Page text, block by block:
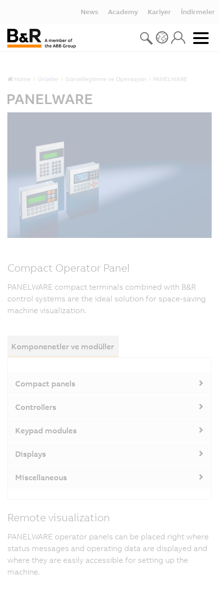
News Academy Kariyer İndirmeler
Home Ürünler Görselleştirme ve Operasyon PANELWARE
PANELWARE
Compact Operator Panel
PANELWARE compact terminals combined with B&R
control systems are the ideal solution for space-saving
machine visualization.
Komponenetler ve modüller
Compact panels
Controllers
Keypad modules
Displays
Miscellaneous
Remote visualization
PANELWARE operator panels can be placed right where
status messages and operating data are displayed and
where they are easily accessible for setting up the
machine.